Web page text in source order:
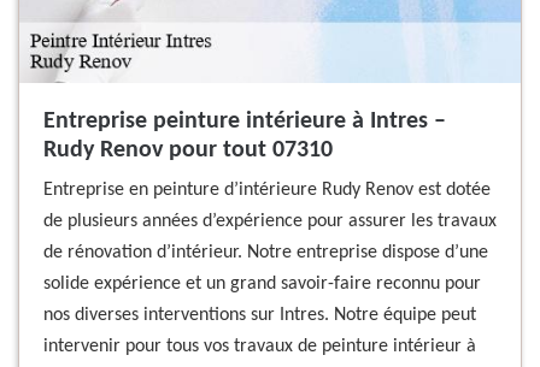
Entreprise peinture intérieure à Intres –
Rudy Renov pour tout 07310
Entreprise en peinture d’intérieure Rudy Renov est dotée
de plusieurs années d’expérience pour assurer les travaux
de rénovation d’intérieur. Notre entreprise dispose d’une
solide expérience et un grand savoir-faire reconnu pour
nos diverses interventions sur Intres. Notre équipe peut
intervenir pour tous vos travaux de peinture intérieur à